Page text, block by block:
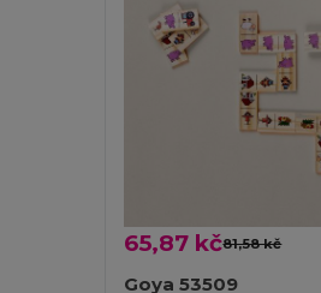
65,87 kč81,58 kč
Goya 53509